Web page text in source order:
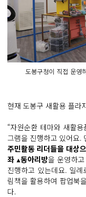
도봉구청이 직접 운
현재 도봉구 새활용 플라
“자원순환 테마와 새활
그램을 진행하고 있어요.
주민활동 리더들을 대상
좌 ▴동아리방을 운영하
진행하고 있는데요. 일
림책을 활용하여 팝업북
다.